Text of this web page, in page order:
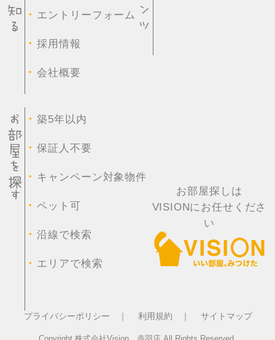
・ エントリーフォーム
・採用情報
・会社概要
・築5年以内
・保証人不要
・ キャンペーン対象物件
・ペット可
・沿線で検索
・ エリアで検索
お部屋探しは
VISIONにお任せくださ
い
プライバシーポリシー ｜ 利用規約 ｜ サイトマップ